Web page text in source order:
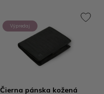
Výpredaj
Čierna pánska kožená